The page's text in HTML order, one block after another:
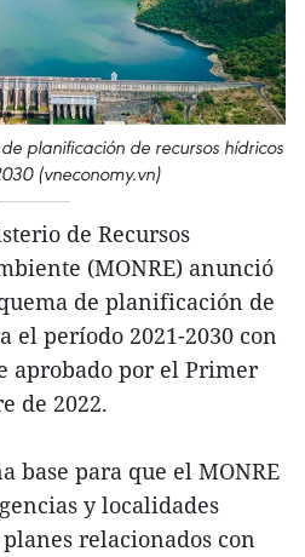
planificación de recursos hídricos
(vneconomy.vn)
de Recursos
(MONRE) anunció
de planificación de
el período 2021-2030 con
aprobado por el Primer
de 2022.
base para que el MONRE
y localidades
relacionados con